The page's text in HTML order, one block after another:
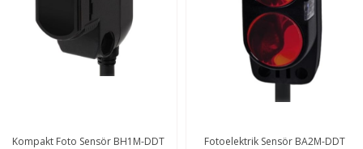
Kompakt Foto Sensör BH1M-DDT Fotoelektrik Sensör BA2M-DDT